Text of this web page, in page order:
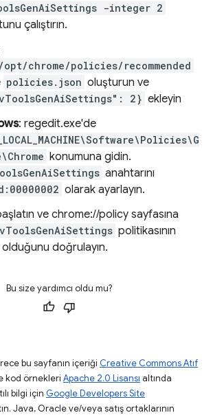
-integer 2
çalıştırın.
chrome/policies/recommended
policies.json oluşturun ve
2} ekleyin
: regedit.exe'de
konumuna gidin.
anahtarını
olarak ayarlayın.
ve chrome://policy sayfasına
politikasının
doğrulayın.
Bu size yardımcı oldu mu?
bu sayfanın içeriği Creative Commons Atıf
kod örnekleri Apache 2.0 Lisansı altında
bilgi için Google Developers Site
Java, Oracle ve/veya satış ortaklarının